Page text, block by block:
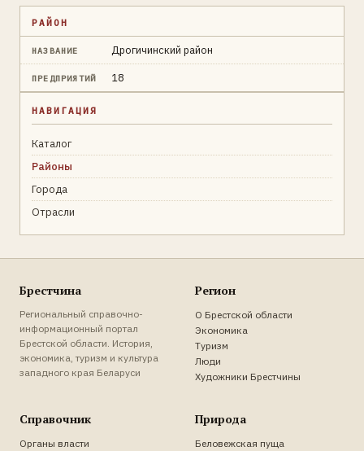
РАЙОН
НАЗВАНИЕ Дрогичинский район
ПРЕДПРИЯТИЙ 18
НАВИГАЦИЯ
Каталог
Районы
Города
Отрасли
Брестчина
Региональный справочно-
информационный портал
Брестской области. История,
экономика, туризм и культура
западного края Беларуси
Регион
О Брестской области
Экономика
Туризм
Люди
Художники Брестчины
Справочник
Органы власти
Природа
Беловежская пуща